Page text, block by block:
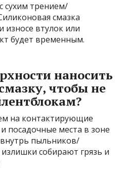
сухим трением/
смазка
износе втулок или
будет временным.
наносить
чтобы не
на контактирующие
посадочные места в зоне
пыльников/
собирают грязь и